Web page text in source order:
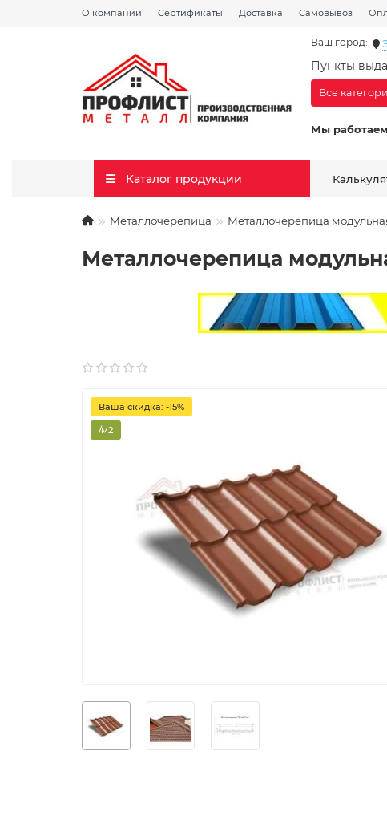
О компании Сертификаты Доставка Самовывоз
Ваш город:
Пункты
Мы
Все
Каталог продукции
Металлочерепица Металлочерепица
Металлочерепица
Ваша скидка: -15%
/м2